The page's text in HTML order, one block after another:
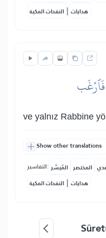
النفحات المكية | هدايات
ve yalnız Rabbine
Show other translations
التفاسير: المُيسَّر المختصر
النفحات المكية | هدايات